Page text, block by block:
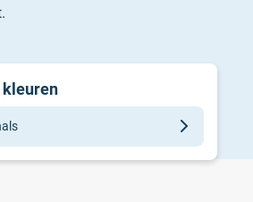
kleuren